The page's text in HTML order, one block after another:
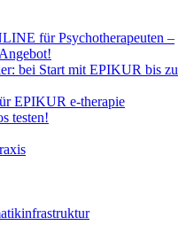
für Psychotherapeuten –
bei Start mit EPIKUR bis zu
EPIKUR e-therapie
testen!